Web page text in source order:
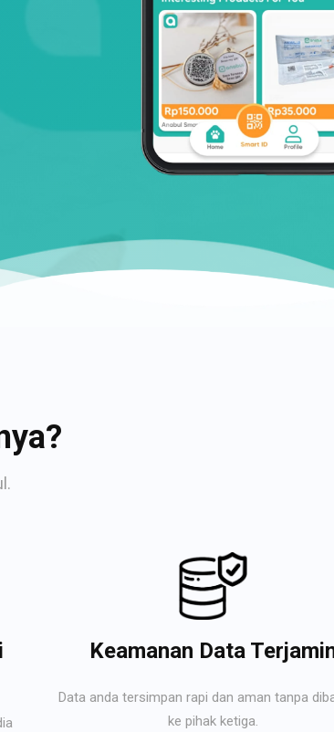
Keamanan Data
Data anda tersimpan rapi dan aman tanpa
ke pihak ketiga.